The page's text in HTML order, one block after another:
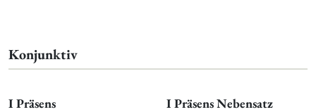
Konjunktiv
I Präsens I Präsens Nebensatz